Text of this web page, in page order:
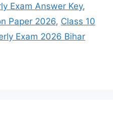
Exam Answer Key,
Paper 2026, Class 10
Exam 2026 Bihar